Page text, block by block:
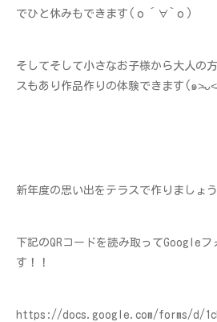
でひと休みもできます(о´∀`о)
そしてそして小さなお子様から大人の
スもあり作品作りの体験できます(๑
新年度の思い出をテラスで作りましょう
下記のQRコードを読み取ってGoogle
す！！
https://docs.google.com/forms/d/